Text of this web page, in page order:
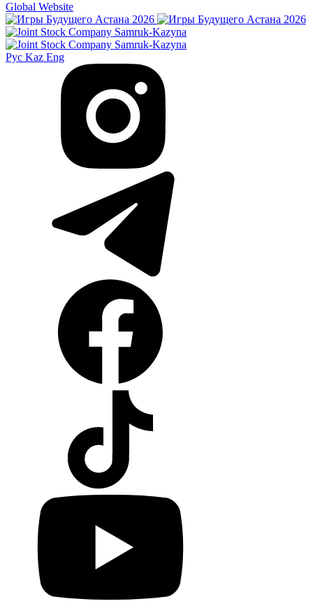
Global Website
Рус Kaz Eng